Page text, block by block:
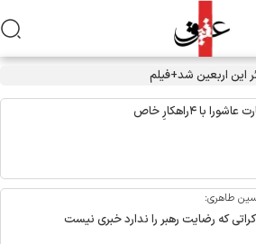
اربعین شد+فیلم
با ۴راهکارِ خاص
طاهری:
که رضایت رهبر را ندارد خبری نیست